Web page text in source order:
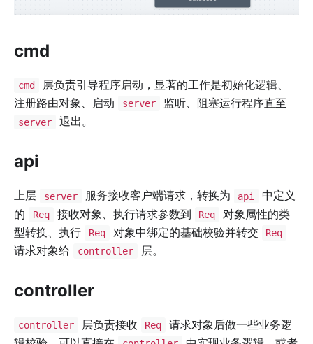
cmd
cmd
层负责引导程序启动，显著的工作是初始化逻辑、
注册路由对象、启动
server 监听、阻塞运行程序直至
server 退出。
api
上层 server 服务接收客户端请求，转换为 api
中定义
的
Req 接收对象、执行请求参数到 Req
对象属性的类
型转换、执行
Req 对象中绑定的基础校验并转交 Req
请求对象给 controller 层。
controller
controller 层负责接收 Req
请求对象后做一些业务逻